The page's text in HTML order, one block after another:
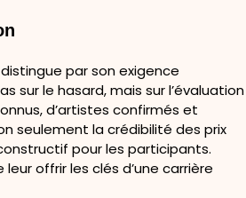
par son exigence
sur le hasard, mais sur l’évaluation
d’artistes confirmés et
seulement la crédibilité des prix
pour les participants.
offrir les clés d’une carrière